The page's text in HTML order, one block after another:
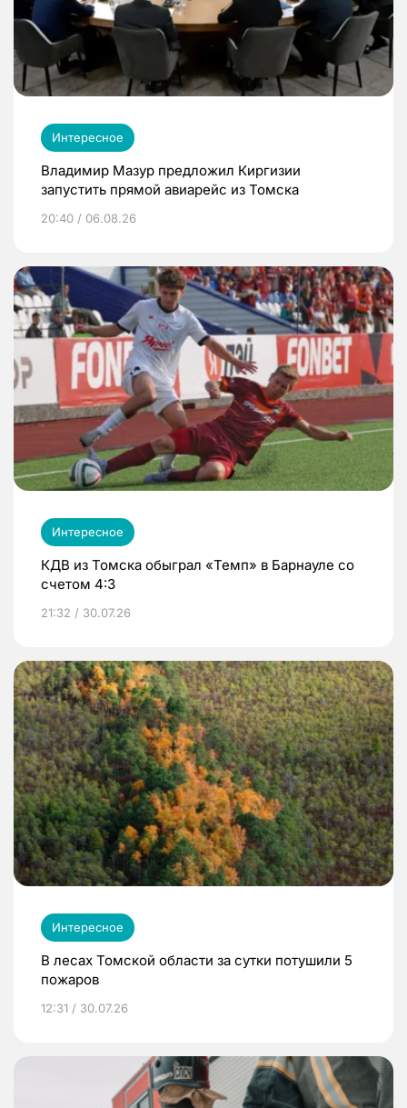
Интересное
Владимир Мазур предложил Киргизии
запустить прямой авиарейс из Томска
20:40 / 06.08.26
Интересное
КДВ из Томска обыграл «Темп» в Барнауле со
счетом 4:3
21:32 / 30.07.26
Интересное
В лесах Томской области за сутки потушили 5
пожаров
12:31 / 30.07.26